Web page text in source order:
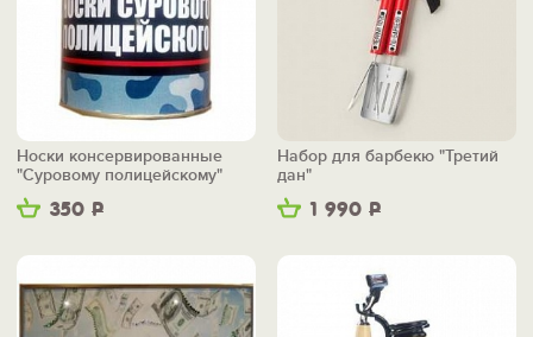
350 Р
Носки консервированные
"Суровому полицейскому"
1 990 Р
Набор для барбекю "Третий
дан"